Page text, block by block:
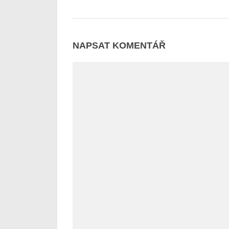
NAPSAT KOMENTÁŘ